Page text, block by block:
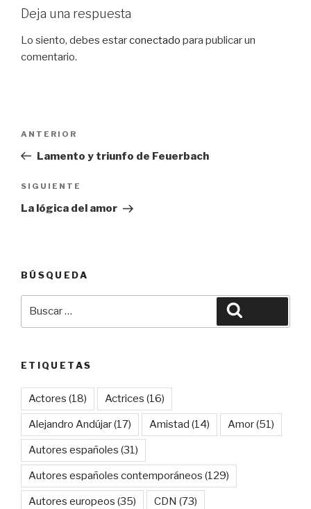
Deja una respuesta
Lo siento, debes estarconectado para publicar un
comentario.
entradas
Entrada
anterior:
ANTERIOR
Lamento y triunfo de Feuerbach
Siguiente
entrada
SIGUIENTE
La lógica del amor
BÚSQUEDA
ETIQUETAS
Actores (18) Actrices (16)
Alejandro Andújar(17) Amistad (14) Amor(51)
Autores españoles (31)
Autores españoles contemporáneos (129)
Autores europeos (35) CDN (73)